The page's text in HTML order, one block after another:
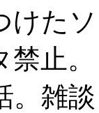
けた
禁止
。雑